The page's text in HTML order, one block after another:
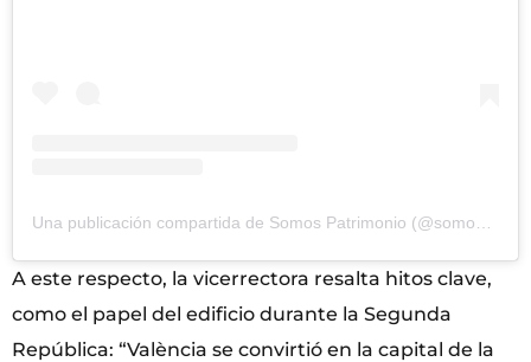
A este respecto, la vicerrectora resalta hitos clave,
como el papel del edificio durante la Segunda
República: “València se convirtió en la capital de la